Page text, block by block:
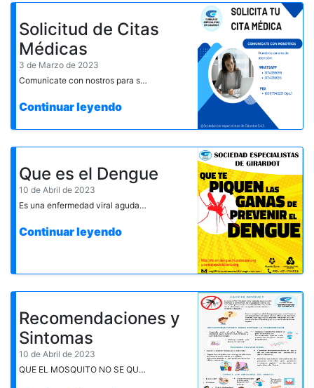
Solicitud de Citas
Médicas
3 de Marzo de 2023
Comunicate con nostros para solicitar tu cita medica a nuestros canales de atención. - En la comodidad de tu hogar - De lunes a viernes de 8 am a 6 pm y Sabados de 8 am a 12m
Continuar leyendo
Que es el Dengue
10 de Abril de 2023
Es una enfermedad viral aguda que puede afectar a personas de cualquier edad, especialmente niños y adultos mayores, causada por un virus transmitido a través de la picadura de mosquitos infectados (Aedes aegypti). Los mosquitos del dengue se presentan en zonas urbanas con altitudes inferiores a 2200 metros sobre el nivel del mar, ponen sus huevos en depósitos de agua limpia como albercas, floreros de plantas acuáticas, llantas, baldes de agua y cualquier recipiente que está a la intemperie y que puede almacenar agua.
Continuar leyendo
Recomendaciones y
Sintomas
10 de Abril de 2023
QUE EL MOSQUITO NO SE QUEDE EN CASA!